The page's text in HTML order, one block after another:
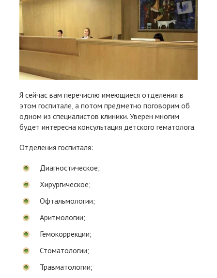
Я сейчас вам перечислю имеющиеся отделения в
этом госпитале, а потом предметно поговорим об
одном из специалистов клиники. Уверен многим
будет интересна консультация детского гематолога.
Отделения госпиталя:
Диагностическое;
Хирургическое;
Офтальмологии;
Аритмологии;
Гемокоррекции;
Стоматологии;
Травматологии;